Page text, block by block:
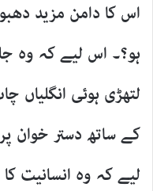
اس کا دامن مزید
ہو؟۔ اس لیے کہ وہ
لتھڑی ہوئی انگلیاں
کے ساتھ دستر خوان
لیے کہ وہ انسانیت